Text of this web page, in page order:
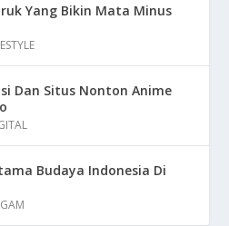
Yang Bikin Mata Minus
Dan Situs Nonton Anime
Budaya Indonesia Di